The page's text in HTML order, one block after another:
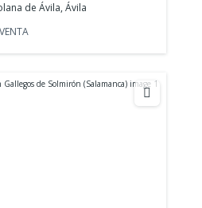
de Ávila, Ávila
VENTA